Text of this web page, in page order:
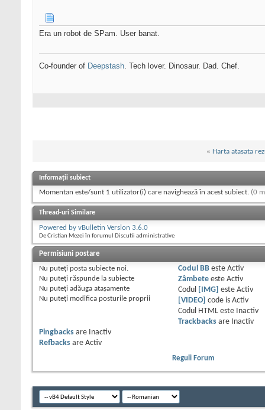
Era un robot de SPam. User banat.
Co-founder of Deepstash. Tech lover. Dinosaur. Dad. Chef.
« Harta atasata
Informații subiect
Momentan este/sunt 1 utilizator(i) care navighează în acest subiect. (0
Thread-uri Similare
Powered by vBulletin Version 3.6.0
De Cristian Mezei în forumul Discutii administrative
Permisiuni postare
Nu puteţi posta subiecte noi.
Nu puteţi răspunde la subiecte
Nu puteţi adăuga ataşamente
Nu puteţi modifica posturile proprii
Codul BBeste Activ
Zâmbeteeste Activ
Codul
[IMG] este Activ
[VIDEO]
code is Activ
Codul HTML este
Inactiv
Trackbacksare
Inactiv
Pingbacks are
Inactiv
Refbacks are Activ
Reguli Forum